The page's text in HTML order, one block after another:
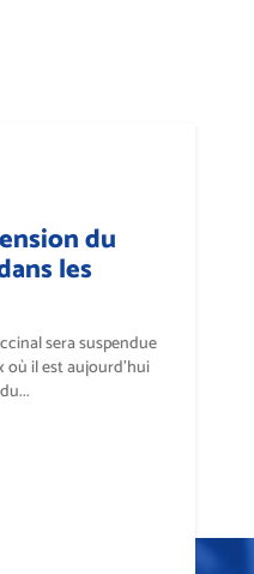
du
les
sera suspendue
où il est aujourd'hui